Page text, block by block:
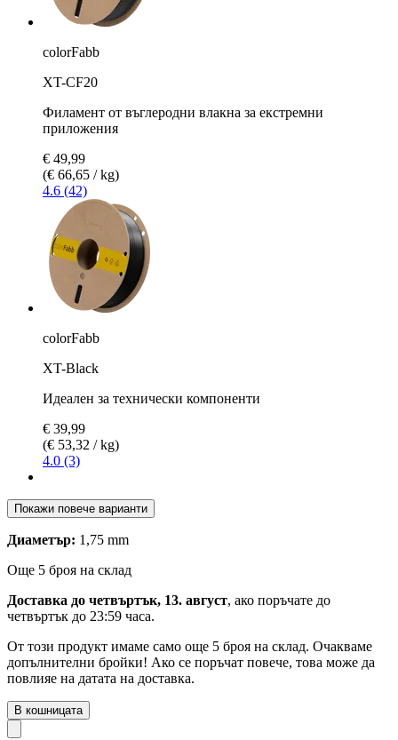
colorFabb
XT-CF20
Филамент от въглеродни влакна за екстремни
приложения
€ 49,99
(€ 66,65 / kg)
4.6 (42)
colorFabb
XT-Black
Идеален за технически компоненти
€ 39,99
(€ 53,32 / kg)
4.0 (3)
Покажи повече варианти
Диаметър: 1,75 mm
Още 5 броя на склад
Доставка до четвъртък, 13. август, ако поръчате до
четвъртък до 23:59 часа.
От този продукт имаме само още 5 броя на склад. Очакваме
допълнителни бройки! Ако се поръчат повече, това може да
повлияе на датата на доставка.
В кошницата